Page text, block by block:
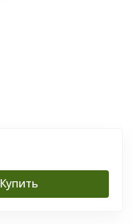
Купить